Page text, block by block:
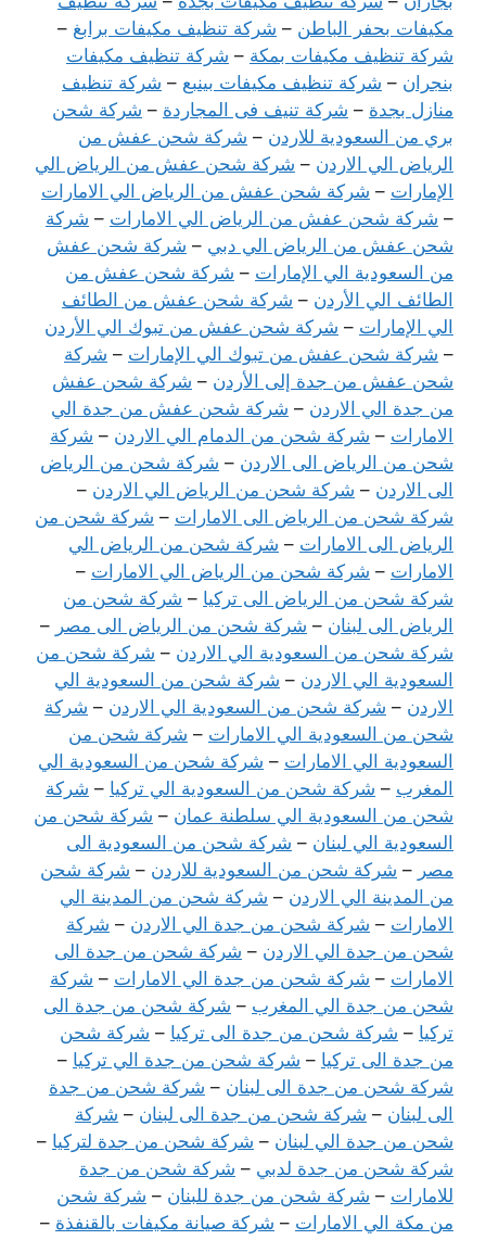
مكيفات بحفر الباطن – شركة تنظيف مكيفات برابغ –
شركة تنظيف مكيفات بمكة – شركة تنظيف مكيفات
بنجران – شركة تنظيف مكيفات بينبع – شركة تنظيف
منازل بجدة – شركة تنيف فى المجاردة – شركة شحن
بري من السعودية للاردن – شركة شحن عفش من
الرياض الي الاردن – شركة شحن عفش من الرياض الي
الإمارات – شركة شحن عفش من الرياض الي الامارات
– شركة شحن عفش من الرياض الي الامارات – شركة
شحن عفش من الرياض الي دبي – شركة شحن عفش
من السعودية الي الإمارات – شركة شحن عفش من
الطائف الي الأردن – شركة شحن عفش من الطائف
الي الإمارات – شركة شحن عفش من تبوك الي الأردن
– شركة شحن عفش من تبوك الي الإمارات – شركة
شحن عفش من جدة إلى الأردن – شركة شحن عفش
من جدة الي الاردن – شركة شحن عفش من جدة الي
الامارات – شركة شحن من الدمام الي الاردن – شركة
شحن من الرياض الى الاردن – شركة شحن من الرياض
الى الاردن – شركة شحن من الرياض الي الاردن –
شركة شحن من الرياض الى الامارات – شركة شحن من
الرياض الى الامارات – شركة شحن من الرياض الي
الامارات – شركة شحن من الرياض الي الامارات –
شركة شحن من الرياض الى تركيا – شركة شحن من
الرياض الى لبنان – شركة شحن من الرياض الى مصر –
شركة شحن من السعودية الي الاردن – شركة شحن من
السعودية الي الاردن – شركة شحن من السعودية الي
الاردن – شركة شحن من السعودية الي الاردن – شركة
شحن من السعودية الي الامارات – شركة شحن من
السعودية الي الامارات – شركة شحن من السعودية الي
المغرب – شركة شحن من السعودية الي تركيا – شركة
شحن من السعودية الي سلطنة عمان – شركة شحن من
السعودية الي لبنان – شركة شحن من السعودية الى
مصر – شركة شحن من السعودية للاردن – شركة شحن
من المدينة الي الاردن – شركة شحن من المدينة الي
الامارات – شركة شحن من جدة الي الاردن – شركة
شحن من جدة الي الاردن – شركة شحن من جدة الى
الامارات – شركة شحن من جدة الي الامارات – شركة
شحن من جدة الي المغرب – شركة شحن من جدة الى
تركيا – شركة شحن من جدة الى تركيا – شركة شحن
من جدة الى تركيا – شركة شحن من جدة الي تركيا –
شركة شحن من جدة الى لبنان – شركة شحن من جدة
الى لبنان – شركة شحن من جدة الى لبنان – شركة
شحن من جدة الي لبنان – شركة شحن من جدة لتركيا –
شركة شحن من جدة لدبي – شركة شحن من جدة
للامارات – شركة شحن من جدة للبنان – شركة شحن
من مكة الي الامارات – شركة صيانة مكيفات بالقنفذة –